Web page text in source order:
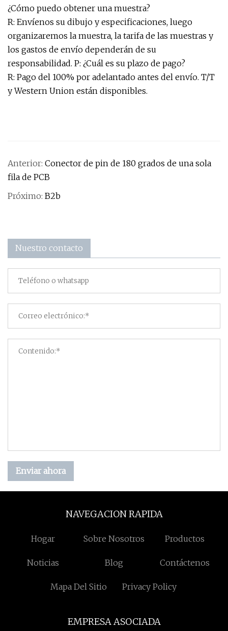
¿Cómo puedo obtener una muestra?
R: Envíenos su dibujo y especificaciones, luego
organizaremos la muestra, la tarifa de las muestras y
los gastos de envío dependerán de su
responsabilidad. P: ¿Cuál es su plazo de pago?
R: Pago del 100% por adelantado antes del envío. T/T
y Western Union están disponibles.
Anterior: Conector de pin de 180 grados de una sola
fila de PCB
Próximo: B2b
Nuestro contacto
Enviar ahora
NAVEGACION RAPIDA
Hogar Sobre Nosotros Productos
Noticias Blog Contáctenos
Mapa Del Sitio Privacy Policy
EMPRESA ASOCIADA